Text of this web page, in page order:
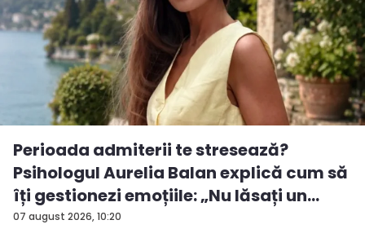
07 august 2026, 10:20
Perioada admiterii te stresează?
Psihologul Aurelia Balan explică cum să
îți gestionezi emoțiile: „Nu lăsați un
rezu...